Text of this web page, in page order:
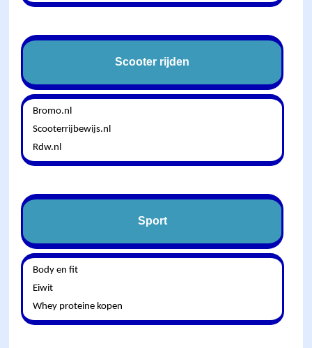
Scooter rijden
Bromo.nl
Scooterrijbewijs.nl
Rdw.nl
Sport
Body en fit
Eiwit
Whey proteine kopen